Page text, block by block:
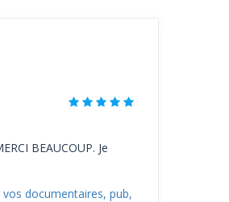
BEAUCOUP. Je
documentaires, pub,